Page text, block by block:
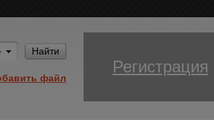
Найти
файл
Регистрация